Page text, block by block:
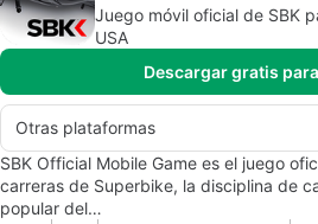
Juego móvil oficial de SBK
USA
Descargar gratis
Otras plataformas
SBK Official Mobile Game es el juego
carreras de Superbike, la disciplina de
popular del…